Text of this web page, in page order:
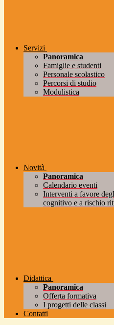
Servizi
Panoramica
Famiglie e studenti
Personale scolastico
Percorsi di studio
Modulistica
Novità
Panoramica
Calendario eventi
Interventi a favore
cognitivo e a rischio
Didattica
Panoramica
Offerta formativa
I progetti delle classi
Contatti